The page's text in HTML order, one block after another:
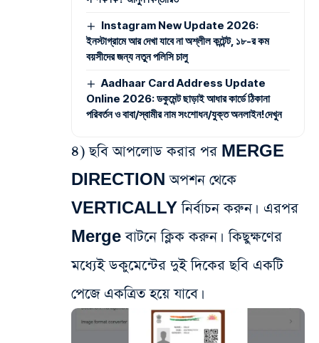
Instagram New Update 2026:
ইনস্টাগ্রামে আর দেখা যাবে না অশ্লীল কন্টেন্ট, ১৮-র কম
বয়সীদের জন্য নতুন পলিসি চালু
Aadhaar Card Address Update
Online 2026: ডকুমেন্ট ছাড়াই আধার কার্ডে ঠিকানা
পরিবর্তন ও বাবা/স্বামীর নাম সংশোধন/যুক্ত অনলাইন!দেখুন
৪) ছবি আপলোড করার পর MERGE
DIRECTION অপশন থেকে
VERTICALLY নির্বাচন করুন। এরপর
Merge বাটনে ক্লিক করুন। কিছুক্ষণের
মধ্যেই ডকুমেন্টের দুই দিকের ছবি একটি
পেজে একত্রিত হয়ে যাবে।